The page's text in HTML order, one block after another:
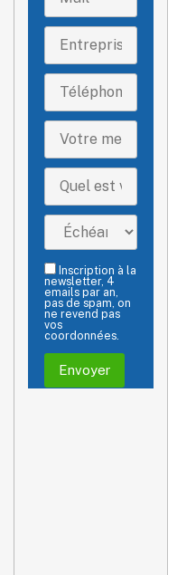
Inscription à la
newsletter, 4
emails par an,
pas de spam, on
ne revend pas
vos
coordonnées.